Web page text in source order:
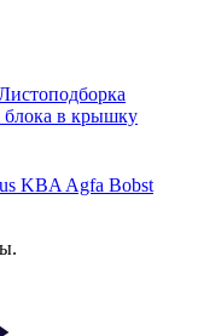
блока в крышку
KBA Agfa Bobst